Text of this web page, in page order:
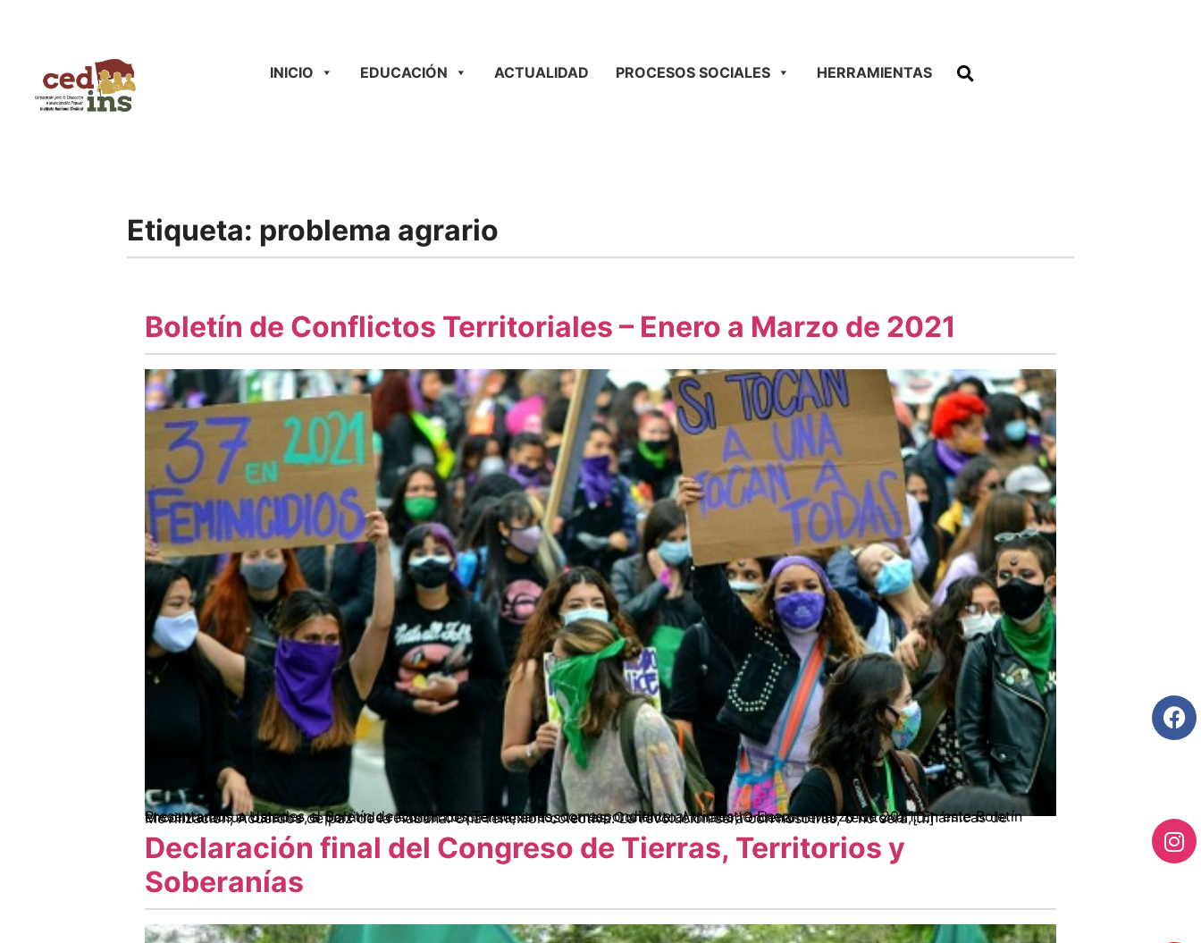
INICIO EDUCACIÓN ACTUALIDAD PROCESOS SOCIALES HERRAMIENTAS
Etiqueta: problema agrario
Boletín de Conflictos Territoriales – Enero a Marzo de 2021
Presentamos a Ustedes el Boletín de Conflictos Territoriales, correspondiente al trimestre Enero – Marzo de 2021. En este Boletín encontrarán un balance, a partir de revisión de prensa, en los temas: Conflicto Armado, Ordenamiento Territorial, Dinámicas de Movilización, Acuerdos de paz de la Habana. Una reflexión colectiva: La revolución será con nosotras, o no será […]
Declaración final del Congreso de Tierras, Territorios y
Soberanías